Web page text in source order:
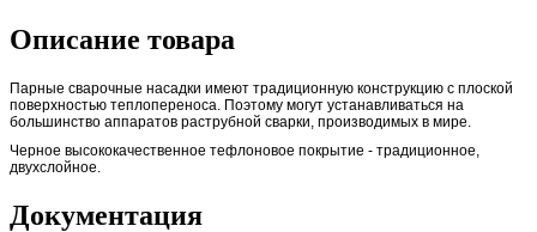
Описание товара
Парные сварочные насадки имеют традиционную конструкцию с плоской
поверхностью теплопереноса. Поэтому могут устанавливаться на
большинство аппаратов раструбной сварки, производимых в мире.
Черное высококачественное тефлоновое покрытие - традиционное,
двухслойное.
Документация